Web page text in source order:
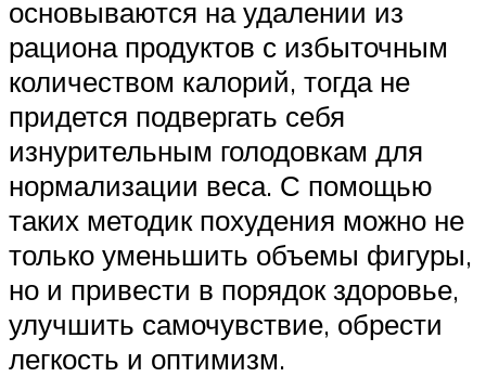
основываются на удалении из
рациона продуктов с избыточным
количеством калорий, тогда не
придется подвергать себя
изнурительным голодовкам для
нормализации веса. С помощью
таких методик похудения можно не
только уменьшить объемы фигуры,
но и привести в порядок здоровье,
улучшить самочувствие, обрести
легкость и оптимизм.